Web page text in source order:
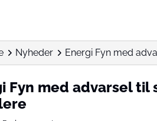
Nyheder Energi Fyn med
Fyn med advarsel til